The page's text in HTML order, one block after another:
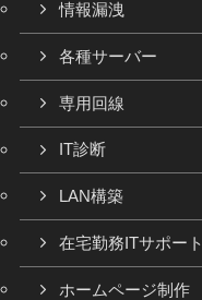
情報漏洩
各種サーバー
専用回線
IT診断
LAN構築
在宅勤務ITサポート
ホームページ制作